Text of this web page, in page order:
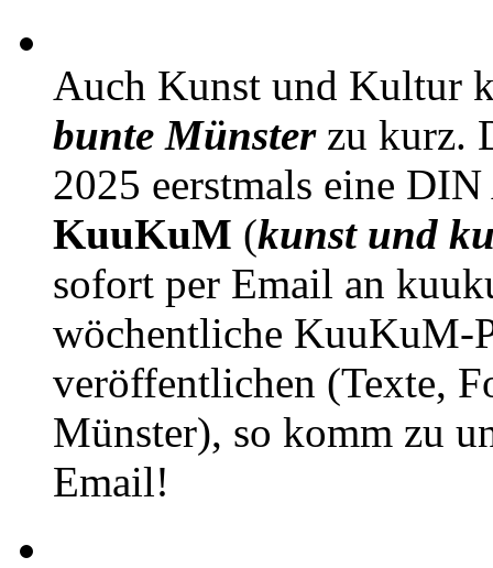
Auch Kunst und Kultur
bunte Münsterzu kurz.
2025 eerstmals eine
KuuKuM (kunst und
sofort per Email an
wöchentliche KuuKuM-
veröffentlichen (Texte,
Münster), so komm zu
Email!